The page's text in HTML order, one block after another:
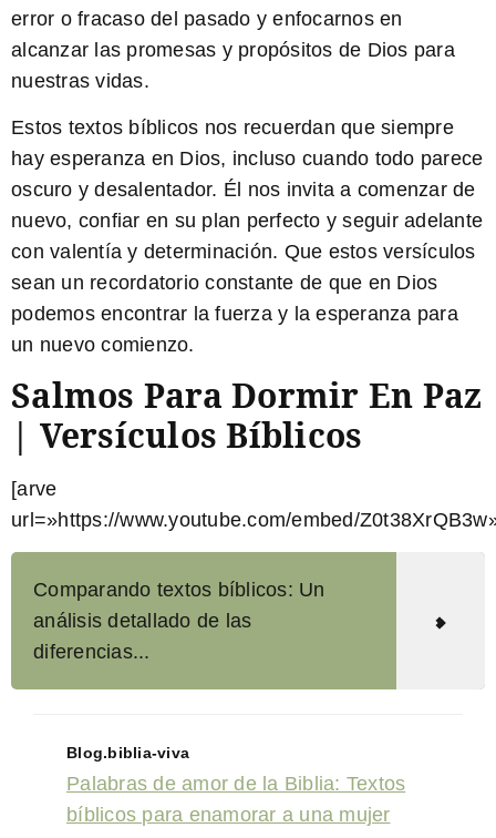
error o fracaso del pasado y enfocarnos en
alcanzar las promesas y propósitos de Dios para
nuestras vidas.
Estos textos bíblicos nos recuerdan que siempre
hay esperanza en Dios, incluso cuando todo parece
oscuro y desalentador. Él nos invita a comenzar de
nuevo, confiar en su plan perfecto y seguir adelante
con valentía y determinación. Que estos versículos
sean un recordatorio constante de que en Dios
podemos encontrar la fuerza y la esperanza para
un nuevo comienzo.
Salmos Para Dormir En Paz
| Versículos Bíblicos
[arve
url=»https://www.youtube.com/embed/
Comparando textos bíblicos: Un
análisis detallado de las
diferencias...
Blog.biblia-viva
Palabras de amor de la Biblia: Textos
bíblicos para enamorar a una mujer